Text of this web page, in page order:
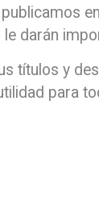
darán
títulos y
para